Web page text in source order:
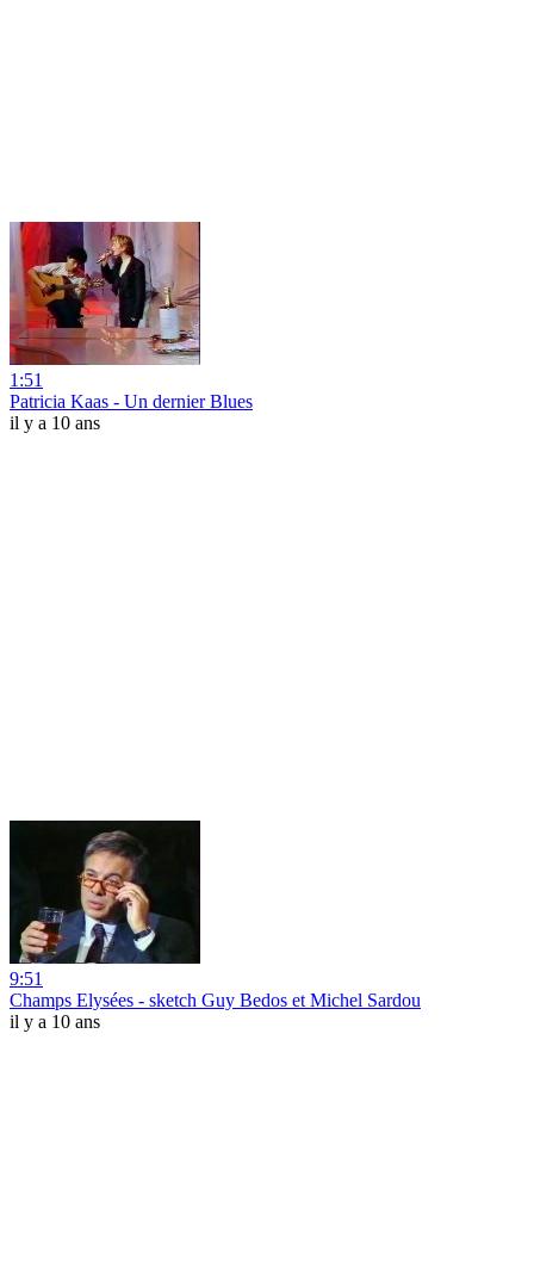
1:51
Patricia Kaas - Un dernier Blues
il y a 10 ans
9:51
Champs Elysées - sketch Guy Bedos et Michel Sardou
il y a 10 ans